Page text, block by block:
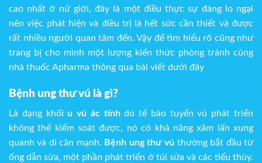
cao nhất ở nữ giới, đây là một điều thực sự đáng lo ngại
nên việc phát hiện và điều trị là hết sức cần thiết và được
rất nhiều người quan tâm đến. Vậy để tìm hiểu rõ cũng như
trang bị cho mình một lượng kiến thức phòng tránh cùng
nhà thuốc Apharma thông qua bài viết dưới đây
Bệnh ung thư vú là gì?
Là dạng khốiu vú ác tínhdo tế bào tuyến vú phát triển
không thể kiểm soát được, nó có khả năng xâm lấn xung
quanh và di căn mạnh. Bệnh ung thư vú thường bắt đầu từ
ống dẫn sữa, một phần phát triển ở túi sữa và các tiểu thùy.